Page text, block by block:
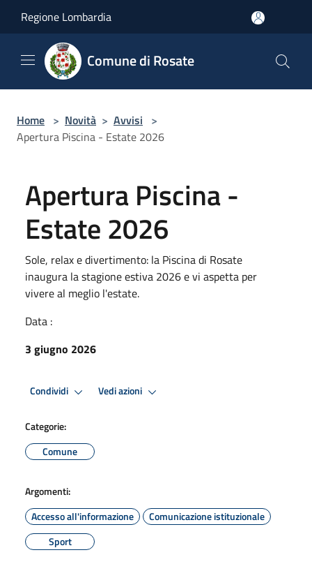
Regione Lombardia
Comune di Rosate
Home > Novità > Avvisi >
Apertura Piscina - Estate 2026
Apertura Piscina -
Estate 2026
Sole, relax e divertimento: la Piscina di Rosate
inaugura la stagione estiva 2026 e vi aspetta per
vivere al meglio l'estate.
Data :
3 giugno 2026
Condividi Vedi azioni
Categorie:
Comune
Argomenti:
Accesso all'informazione
Comunicazione istituzionale
Sport